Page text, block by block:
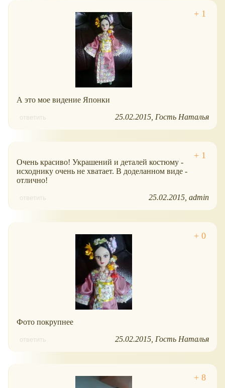
А это мое видение Японки
ответить 25.02.2015 Гость Наталья
Очень красиво! Украшений и деталей костюму -
исходнику очень не хватает. В доделанном виде -
отлично!
ответить 25.02.2015 admin
Фото покрупнее
ответить 25.02.2015 Гость Наталья